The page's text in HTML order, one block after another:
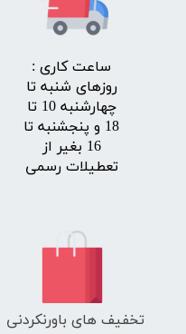
​ساعت کاری :
روزهای شنبه تا
چهارشنبه 10 تا
18 و پنجشنبه تا
16 بغیر از
تعطیلات رسمی
تخفیف های باورنکردنی